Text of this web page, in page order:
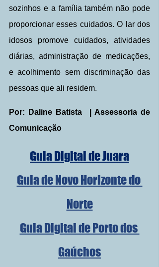
sozinhos e a família também não pode
proporcionar esses cuidados. O lar dos
idosos promove cuidados, atividades
diárias, administração de medicações,
e acolhimento sem discriminação das
pessoas que ali residem.
Por: Daline Batista  | Assessoria de
Comunicação
Guia Digital de Juara
Guia de Novo Horizonte do
Norte
Guia Digital de Porto dos
Gaúchos